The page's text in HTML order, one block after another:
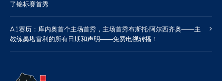
了锦标赛首秀
A1赛历：库内奥首个主场首秀，主场首秀布斯托·阿尔西齐奥——主
教练桑塔雷利的所有日期和声明——免费电视转播！